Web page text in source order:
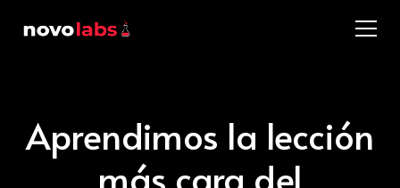
Aprendimos la lección
más cara del